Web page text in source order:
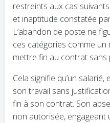
restreints aux cas
et inaptitude constatée
L’abandon de poste ne
ces catégories comme
mettre fin au contrat
Cela signifie qu’un
son travail sans
fin à son contrat. Son
non autorisée,